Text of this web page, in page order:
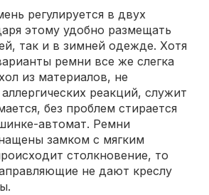
регулируется в двух
этому удобно размещать
так и в зимней одежде. Хотя
ремни все же слегка
из материалов, не
реакций, служит
без проблем стирается
автомат. Ремни
замком с мягким
столкновение, то
не дают креслу